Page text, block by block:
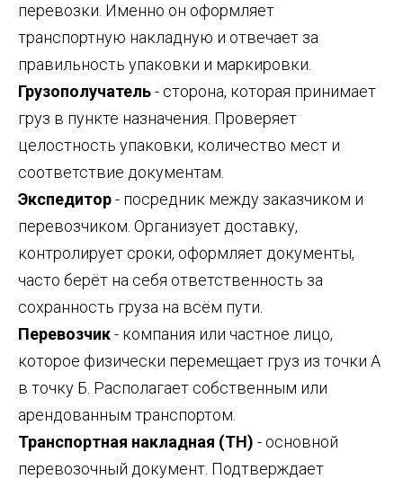
перевозки. Именно он оформляет
транспортную накладную и отвечает за
правильность упаковки и маркировки.
Грузополучатель- сторона, которая принимает
груз в пункте назначения. Проверяет
целостность упаковки, количество мест и
соответствие документам.
Экспедитор- посредник между заказчиком и
перевозчиком. Организует доставку,
контролирует сроки, оформляет документы,
часто берёт на себя ответственность за
сохранность груза на всём пути.
Перевозчик- компания или частное лицо,
которое физически перемещает груз из точки А
в точку Б. Располагает собственным или
арендованным транспортом.
Транспортная накладная (ТН) - основной
перевозочный документ. Подтверждает